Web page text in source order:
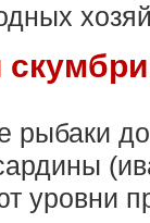
рыбаки
уровни